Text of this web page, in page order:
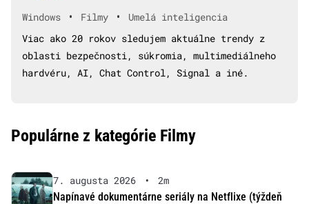
Windows • Filmy •
Umelá inteligencia
Viac ako 20 rokov sledujem aktuálne trendy z
oblasti bezpečnosti, súkromia, multimediálneho
hardvéru, AI, Chat Control, Signal a iné.
Populárne z kategórie Filmy
7. augusta 2026 •
2m
Napínavé dokumentárne seriály na Netflixe (týždeň